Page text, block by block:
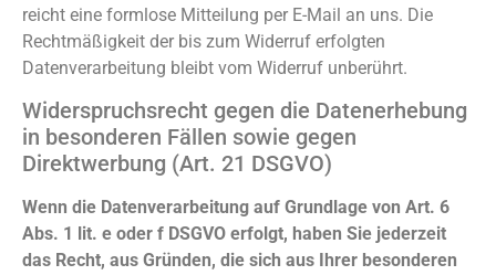
reicht eine formlose Mitteilung per E-Mail an uns. Die
Rechtmäßigkeit der bis zum Widerruf erfolgten
Datenverarbeitung bleibt vom Widerruf unberührt.
Widerspruchsrecht gegen die Datenerhebung
in besonderen Fällen sowie gegen
Direktwerbung (Art. 21 DSGVO)
Wenn die Datenverarbeitung auf Grundlage von Art. 6
Abs. 1 lit. e oder f DSGVO erfolgt, haben Sie jederzeit
das Recht, aus Gründen, die sich aus Ihrer besonderen